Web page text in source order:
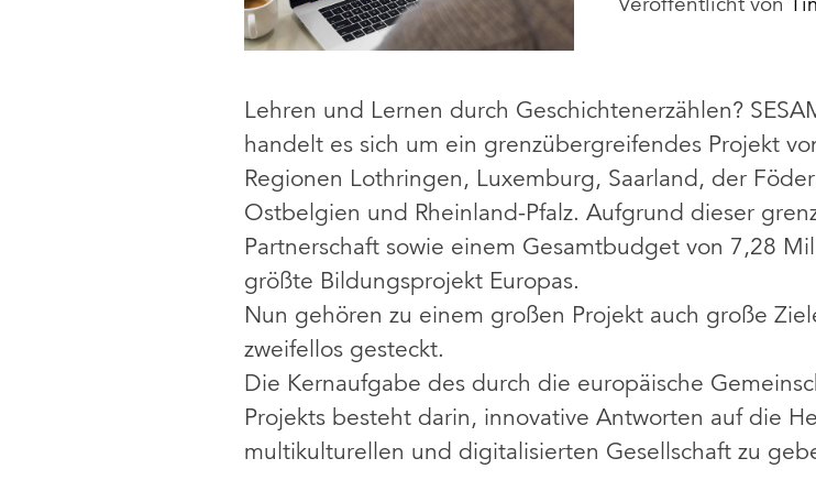
Lehren und Lernen durch Geschichtenerzählen?
handelt es sich um ein grenzübergreifendes Projekt
Regionen Lothringen, Luxemburg, Saarland, der
Ostbelgien und Rheinland-Pfalz. Aufgrund dieser
Partnerschaft sowie einem Gesamtbudget von 7,28
größte Bildungsprojekt Europas.
Nun gehören zu einem großen Projekt auch große
zweifellos gesteckt.
Die Kernaufgabe des durch die europäische
Projekts besteht darin, innovative Antworten auf die
multikulturellen und digitalisierten Gesellschaft zu